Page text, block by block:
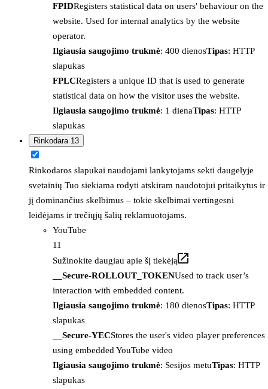
FPIDRegisters statistical data on users' behaviour on the
website. Used for internal analytics by the website
operator.
Ilgiausia saugojimo trukmė: 400 dienosTipas: HTTP
slapukas
FPLCRegisters a unique ID that is used to generate
statistical data on how the visitor uses the website.
Ilgiausia saugojimo trukmė: 1 dienaTipas: HTTP
slapukas
Rinkodara 13
Rinkodaros slapukai naudojami lankytojams sekti daugelyje
svetainių Tuo siekiama rodyti atskiram naudotojui pritaikytus ir
jį dominančius skelbimus – tokie skelbimai vertingesni
leidėjams ir trečiųjų šalių reklamuotojams.
YouTube
11
Sužinokite daugiau apie šį tiekėją
__Secure-ROLLOUT_TOKENUsed to track user’s
interaction with embedded content.
Ilgiausia saugojimo trukmė: 180 dienosTipas: HTTP
slapukas
__Secure-YECStores the user's video player preferences
using embedded YouTube video
Ilgiausia saugojimo trukmė: Sesijos metuTipas: HTTP
slapukas